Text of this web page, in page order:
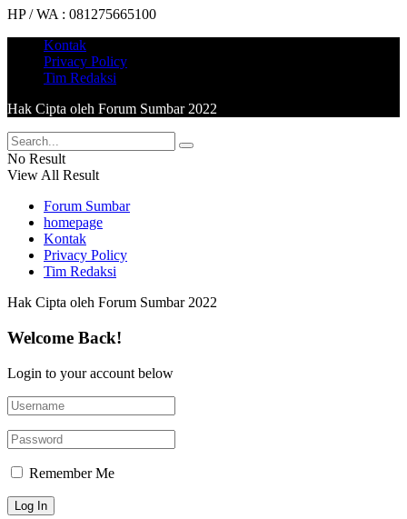
HP / WA : 081275665100
Kontak
Privacy Policy
Tim Redaksi
Hak Cipta oleh Forum Sumbar 2022
No Result
View All Result
Forum Sumbar
homepage
Kontak
Privacy Policy
Tim Redaksi
Hak Cipta oleh Forum Sumbar 2022
Welcome Back!
Login to your account below
Remember Me